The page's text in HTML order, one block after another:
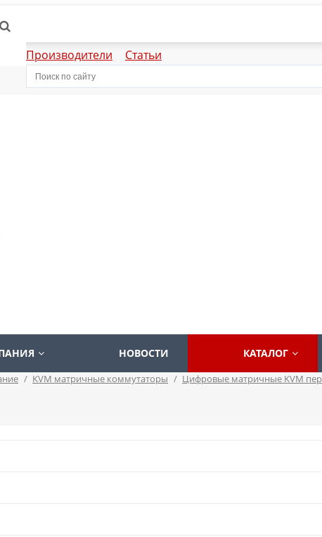
Производители Статьи
НОВОСТИ КАТАЛОГ
/ KVM матричные коммутаторы / Цифровые матричные KVM